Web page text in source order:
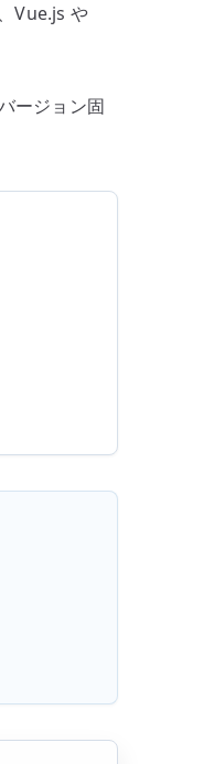
Vue.js や
ージョン固